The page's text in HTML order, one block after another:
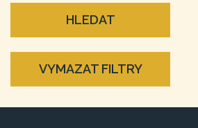
HLEDAT
VYMAZAT FILTRY